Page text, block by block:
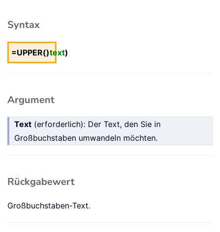
Syntax
=UPPER()text)
Argument
Text (erforderlich): Der Text, den Sie in
Großbuchstaben umwandeln möchten.
Rückgabewert
Großbuchstaben-Text.